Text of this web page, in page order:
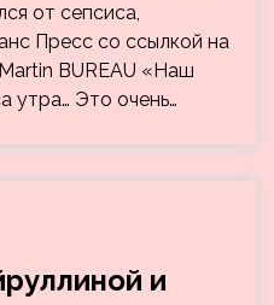
от сепсиса,
Пресс со ссылкой на
BUREAU «Наш
утра… Это очень…
и